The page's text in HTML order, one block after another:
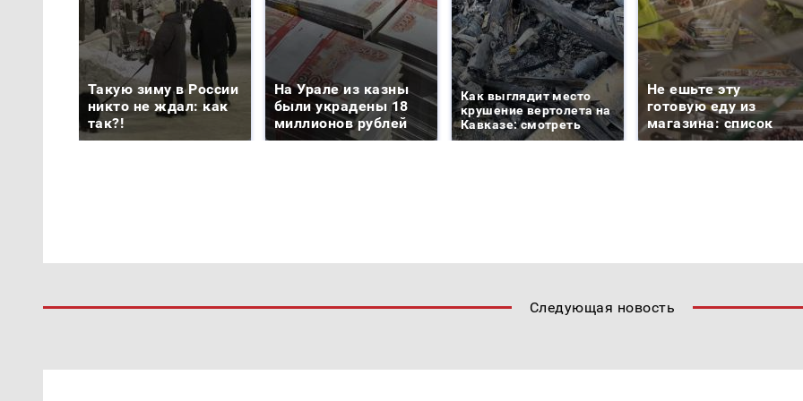
Такую зиму в России
никто не ждал: как
так?!
На Урале из казны
были украдены 18
миллионов рублей
Как выглядит место
крушение вертолета на
Кавказе: смотреть
Не ешьте эту
готовую еду из
магазина: список
Следующая новость